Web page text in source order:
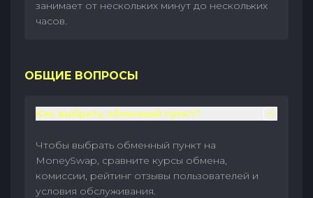
занимает от нескольких минут до нескольких
часов.
ОБЩИЕ ВОПРОСЫ
Как выбрать обменный пункт?
Чтобы выбрать обменный пункт на
MoneySwap, сравните курсы обмена,
комиссии, рейтинг отзывы пользователей и
условия обслуживания.